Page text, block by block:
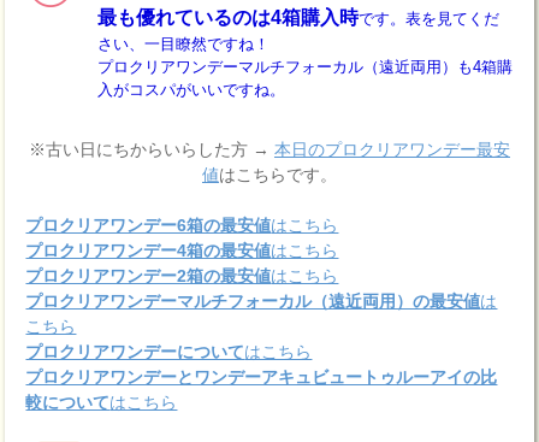
最も優れているのは4箱購入時です。表を見てくだ
さい、一目瞭然ですね！
プロクリアワンデーマルチフォーカル（遠近両用）も4箱購
入がコスパがいいですね。
※古い日にちからいらした方 → 本日のプロクリアワンデー最安
値はこちらです。
プロクリアワンデー6箱の最安値はこちら
プロクリアワンデー4箱の最安値はこちら
プロクリアワンデー2箱の最安値はこちら
プロクリアワンデーマルチフォーカル（遠近両用）の最安値は
こちら
プロクリアワンデーについてはこちら
プロクリアワンデーとワンデーアキュビュートゥルーアイの比
較についてはこちら